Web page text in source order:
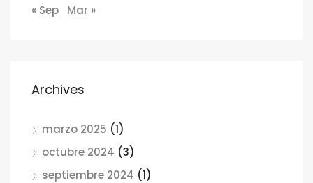
« Sep Mar »
Archives
marzo 2025 (1)
octubre 2024 (3)
septiembre 2024 (1)